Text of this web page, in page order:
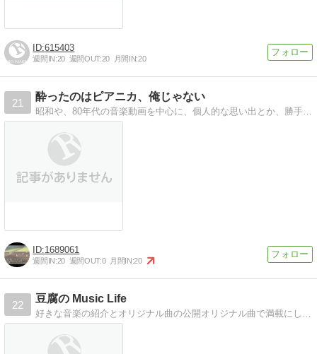
615403
週間IN:20 週間OUT:20 月間IN:20
21
酔ったのはピアニカ、俺じゃない
昭和や、80年代の音楽動画を中心に、個人的な思い出とか、勝手な解釈も混ぜて紹介します。新しい動画も混ざります。新しいものを否定するおっちゃんには、なりとうない。
1689061
週間IN:20 週間OUT:0 月間IN:20
22
豆腐の Music Life